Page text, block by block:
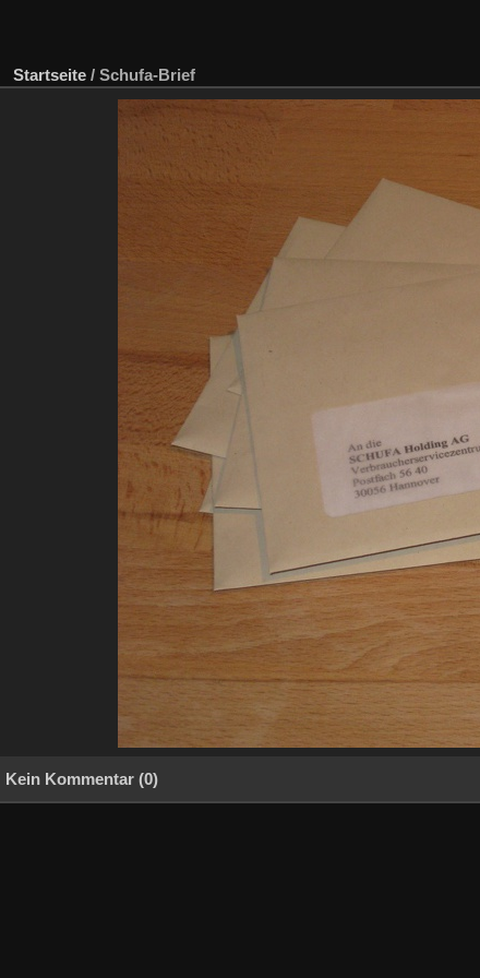
Startseite / Schufa-Brief
Kein Kommentar (0)